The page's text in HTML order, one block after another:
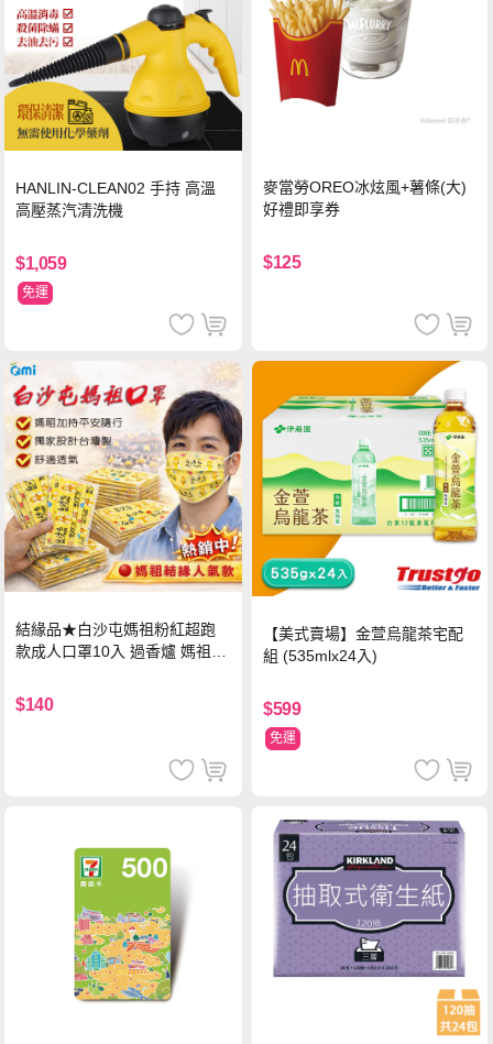
HANLIN-CLEAN02 手持 高溫
高壓蒸汽清洗機
$1,059
免運
麥當勞OREO冰炫風+薯條(大)
好禮即享券
$125
結緣品★白沙屯媽祖粉紅超跑
款成人口罩10入 過香爐 媽祖加
$140
【美式賣場】金萱烏龍茶宅配
組 (535mlx24入)
$599
免運